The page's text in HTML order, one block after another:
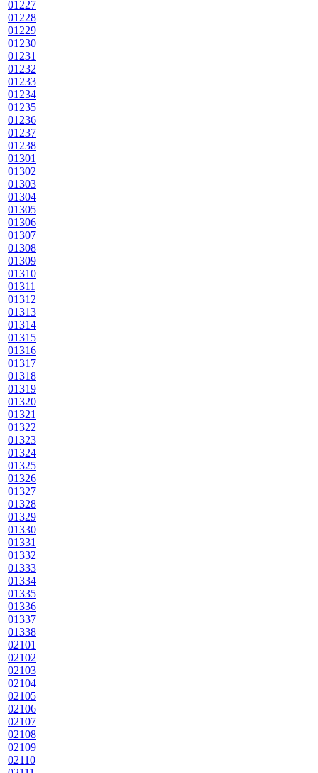
01227
01228
01229
01230
01231
01232
01233
01234
01235
01236
01237
01238
01301
01302
01303
01304
01305
01306
01307
01308
01309
01310
01311
01312
01313
01314
01315
01316
01317
01318
01319
01320
01321
01322
01323
01324
01325
01326
01327
01328
01329
01330
01331
01332
01333
01334
01335
01336
01337
01338
02101
02102
02103
02104
02105
02106
02107
02108
02109
02110